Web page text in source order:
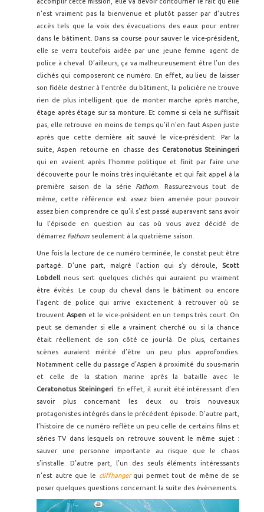
n’est vraiment pas la bienvenue et plutôt passer par d’autres
accès tels que la voix des évacuations des eaux pour entrer
dans le bâtiment. Dans sa course pour sauver le vice-président,
elle se verra toutefois aidée par une jeune femme agent de
police à cheval. D’ailleurs, ça va malheureusement être l’un des
clichés qui composeront ce numéro. En effet, au lieu de laisser
son fidèle destrier à l’entrée du bâtiment, la policière ne trouve
rien de plus intelligent que de monter marche après marche,
étage après étage sur sa monture. Et comme si cela ne suffisait
pas, elle retrouve en moins de temps qu’il n’en faut Aspen juste
après que cette dernière ait sauvé le vice-président. Par la
suite, Aspen retourne en chasse des Ceratonotus Steiningeri
qui en avaient après l’homme politique et finit par faire une
découverte pour le moins très inquiétante et qui fait appel à la
première saison de la série Fathom . Rassurez-vous tout de
même, cette référence est assez bien amenée pour pouvoir
assez bien comprendre ce qu’il s’est passé auparavant sans avoir
lu l’épisode en question au cas où vous avez décidé de
démarrez Fathom seulement à la quatrième saison.
Une fois la lecture de ce numéro terminée, le constat peut être
partagé. D’une part, malgré l’action qui s’y déroule, Scott
Lobdell nous sert quelques clichés qui auraient pu vraiment
être évités. Le coup du cheval dans le bâtiment ou encore
l’agent de police qui arrive exactement à retrouver où se
trouventAspen et le vice-président en un temps très court. On
peut se demander si elle a vraiment cherché ou si la chance
était réellement de son côté ce jour-là. De plus, certaines
scènes auraient mérité d’être un peu plus approfondies.
Notamment celle du passage d’Aspen à proximité du sous-marin
et celle de la station marine après la bataille avec le
Ceratonotus Steiningeri. En effet, il aurait été intéressant d’en
savoir plus concernant les deux ou trois nouveaux
protagonistes intégrés dans le précédent épisode. D’autre part,
l’histoire de ce numéro reflète un peu celle de certains films et
séries TV dans lesquels on retrouve souvent le même sujet :
sauver une personne importante au risque que le chaos
s’installe. D’autre part, l’un des seuls éléments intéressants
n’est autre que le cliffhangerqui permet tout de même de se
poser quelques questions concernant la suite des évènements.